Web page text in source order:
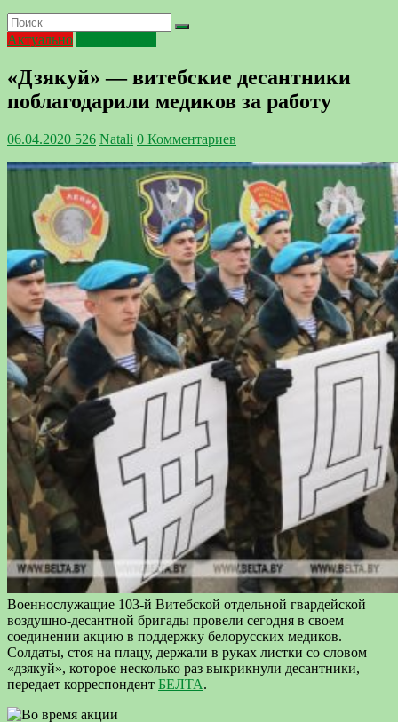
Актуально
«Дзякуй» — витебские десантники
поблагодарили медиков за работу
06.04.2020 526 Natali 0 Комментариев
Военнослужащие 103-й Витебской отдельной гвардейской
воздушно-десантной бригады провели сегодня в своем
соединении акцию в поддержку белорусских медиков.
Солдаты, стоя на плацу, держали в руках листки со словом
«дзякуй», которое несколько раз выкрикнули десантники,
передает корреспондент БЕЛТА.